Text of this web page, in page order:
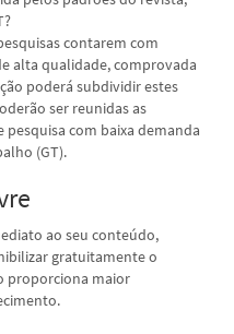
contarem com
alta qualidade, comprovada
poderá subdividir estes
ser reunidas as
pesquisa com baixa demanda
(GT).
ao seu conteúdo,
gratuitamente o
proporciona maior